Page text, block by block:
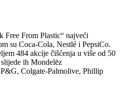
Free From Plastic“ najveći
su Coca-Cola, Nestlé i PepsiCo.
484 akcije čišćenja u više od 50
ih Mondelēz
Colgate-Palmolive, Phillip